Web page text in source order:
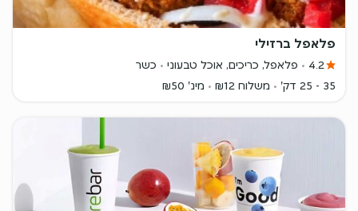
פלאפל ברזילי
4.2 פלאפל, כריכים, אוכל טבעוני
כשר
35 - 25 דק'
משלוח ₪12 מינ' ₪50